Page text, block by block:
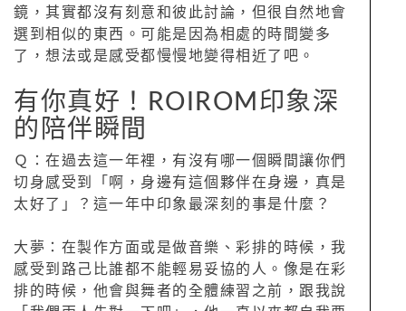
鏡，其實都沒有刻意和彼此討論，但很自然地會
選到相似的東西。可能是因為相處的時間變多
了，想法或是感受都慢慢地變得相近了吧。
有你真好！ROIROM印象深
的陪伴瞬間
Ｑ：在過去這一年裡，有沒有哪一個瞬間讓你們
切身感受到「啊，身邊有這個夥伴在身邊，真是
太好了」？這一年中印象最深刻的事是什麼？
大夢：在製作方面或是做音樂、彩排的時候，我
感受到路己比誰都不能輕易妥協的人。像是在彩
排的時候，他會與舞者的全體練習之前，跟我說